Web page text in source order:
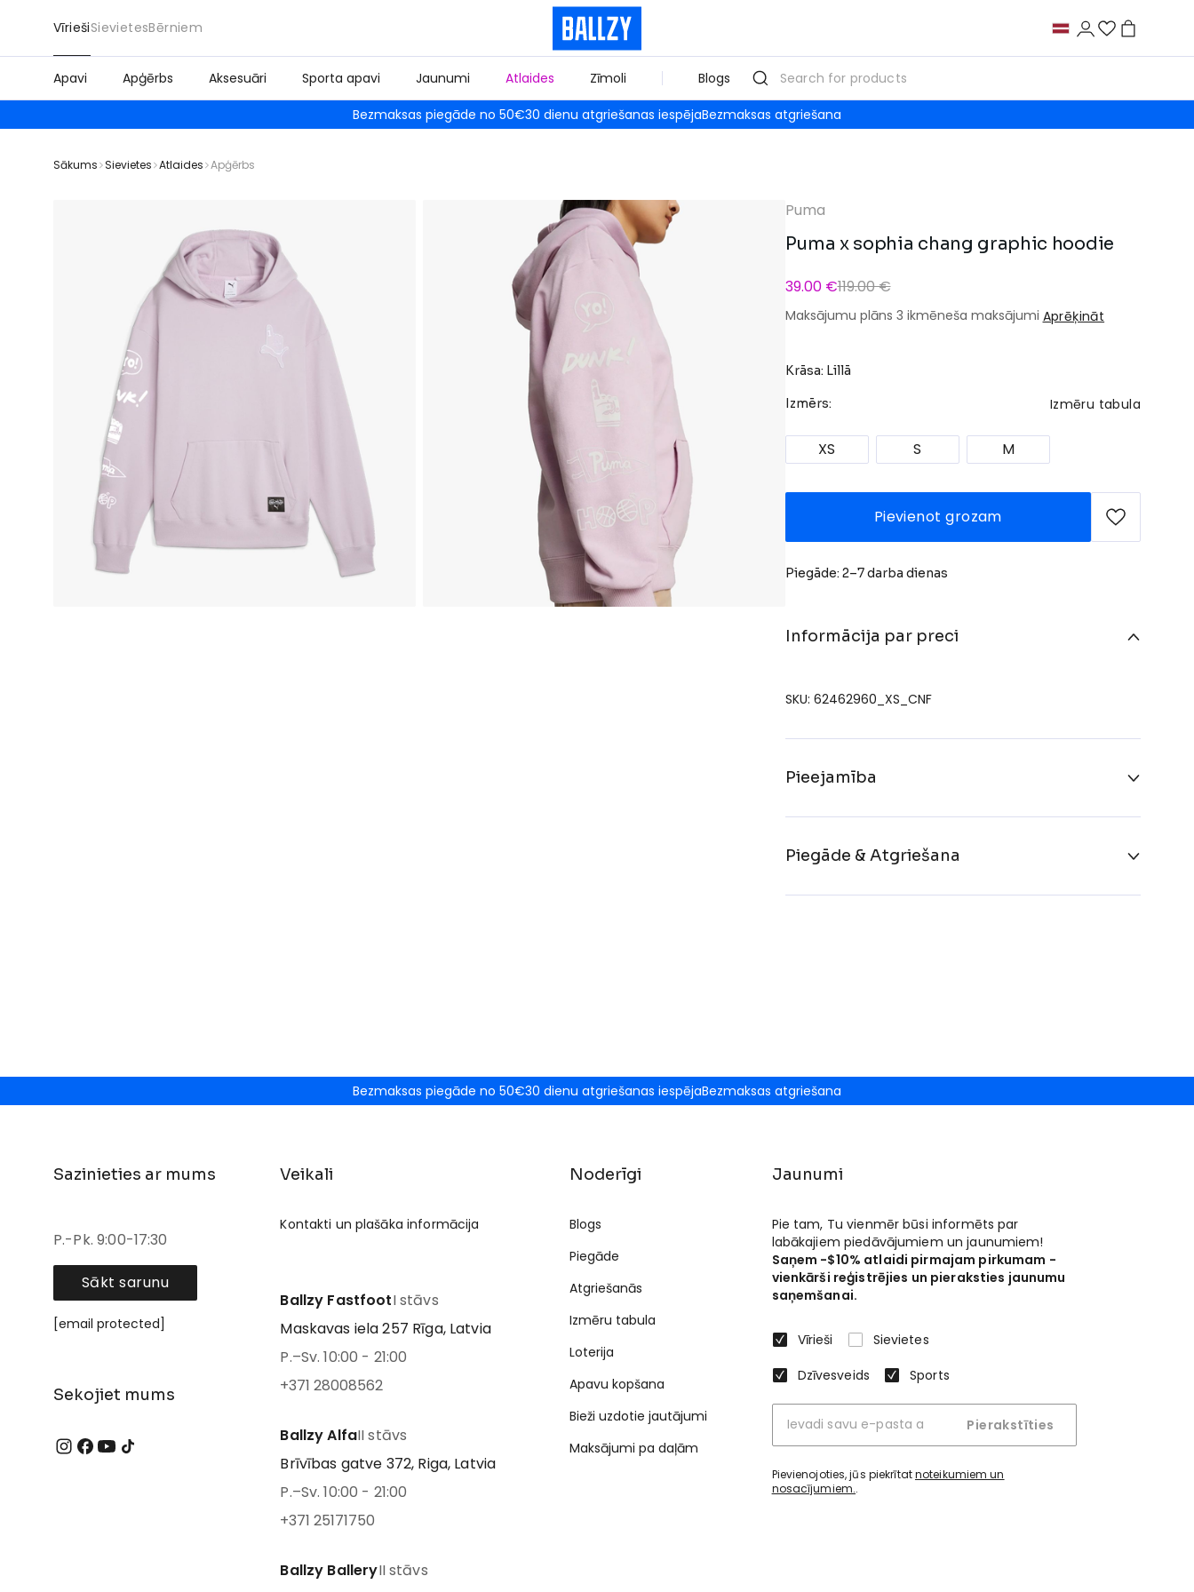
VīriešiSievietesBērniem
Apavi Apģērbs Aksesuāri Sporta apavi Jaunumi Atlaides Zīmoli Blogs
Bezmaksas piegāde no 50€30 dienu atgriešanas iespējaBezmaksas atgriešana
Sākums Sievietes Atlaides Apģērbs
Puma
Puma x sophia chang graphic hoodie
39.00 €119.00 €
Maksājumu plāns 3 ikmēneša maksājumi Aprēķināt
Krāsa: Lillā
Izmērs: Izmēru tabula
XS S M
Pievienot grozam
Piegāde: 2–7 darba dienas
Informācija par preci
SKU: 62462960_XS_CNF
Pieejamība
Piegāde & Atgriešana
Bezmaksas piegāde no 50€30 dienu atgriešanas iespējaBezmaksas atgriešana
Sazinieties ar mums
P.-Pk. 9:00-17:30
Sākt sarunu
[email protected]
Sekojiet mums
Veikali
Kontakti un plašāka informācija
Ballzy FastfootI stāvs
Maskavas iela 257 Rīga, Latvia
P.–Sv. 10:00 - 21:00
+371 28008562
Ballzy AlfaII stāvs
Brīvības gatve 372, Riga, Latvia
P.–Sv. 10:00 - 21:00
+371 25171750
Ballzy BalleryII stāvs
Noderīgi
Blogs
Piegāde
Atgriešanās
Izmēru tabula
Loterija
Apavu kopšana
Bieži uzdotie jautājumi
Maksājumi pa daļām
Jaunumi
Pie tam, Tu vienmēr būsi informēts par
labākajiem piedāvājumiem un jaunumiem!
Saņem -$10% atlaidi pirmajam pirkumam -
vienkārši reģistrējies un pieraksties jaunumu
saņemšanai.
Vīrieši
Sievietes
Dzīvesveids
Sports
Pierakstīties
Pievienojoties, jūs piekrītatnoteikumiem un
nosacījumiem..